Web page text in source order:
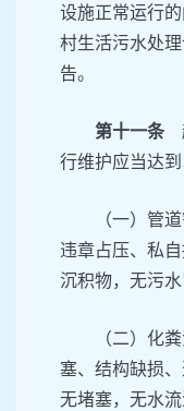
设施正常运行
村生活污水处
告。
第十一条
行维护应当达到
（一）管
违章占压、私
沉积物，无污水
（二）化
塞、结构缺损
无堵塞，无水流